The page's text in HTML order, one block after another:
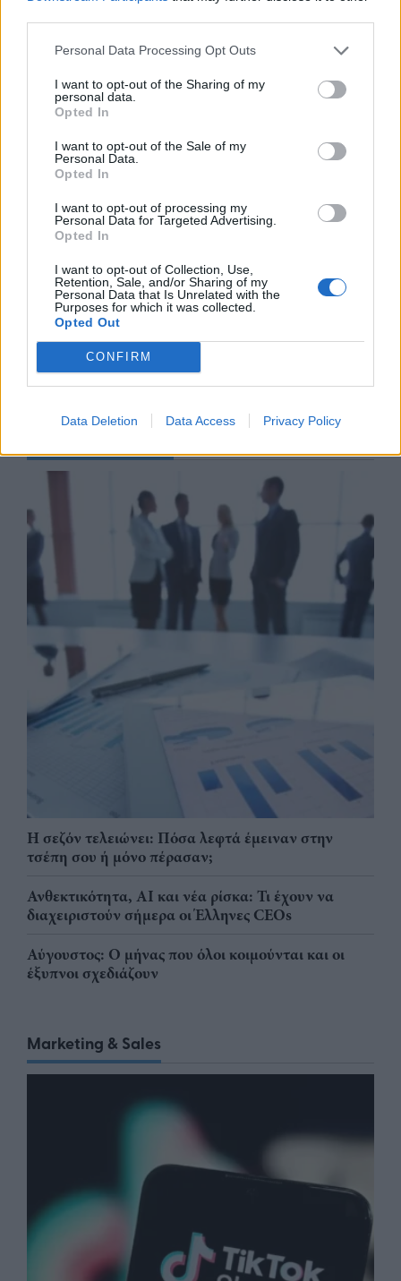
Personal Data Processing Opt Outs
I want to opt-out of the Sharing of my
personal data.
Opted In
I want to opt-out of the Sale of my
Personal Data.
Opted In
I want to opt-out of processing my
Personal Data for Targeted Advertising.
Opted In
I want to opt-out of Collection, Use,
Retention, Sale, and/or Sharing of my
Personal Data that Is Unrelated with the
Purposes for which it was collected.
Opted Out
CONFIRM
Data Deletion Data Access Privacy Policy
Σαμοθράκη: Σε λειτουργία η
για το ειδικό πρόγραμμα στήριξης
Ο Όμιλος Qualco επεκτείνει τη
την απόκτηση πλειοψηφικού
ποσοστού στη Multiverse
ΕΥΑΘ: Αποκτά νέες
αρμοδιότητες και επεκτείνεται
06/08/26|17:41
Η σεζόν τελειώνει: Πόσα λεφτά έμειναν στην
τσέπη σου ή μόνο πέρασαν;
Ανθεκτικότητα, AI και νέα ρίσκα: Τι έχουν να
διαχειριστούν σήμερα οι Έλληνες CEOs
Αύγουστος: Ο μήνας που όλοι κοιμούνται και οι
έξυπνοι σχεδιάζουν
Marketing & Sales